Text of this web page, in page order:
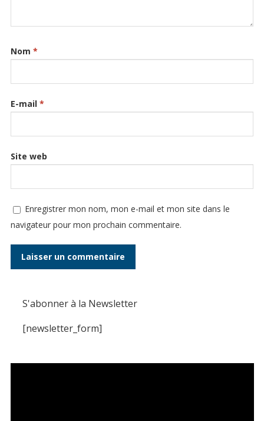
Nom *
E-mail *
Site web
Enregistrer mon nom, mon e-mail et mon site dans le
navigateur pour mon prochain commentaire.
S'abonner à la Newsletter
[newsletter_form]